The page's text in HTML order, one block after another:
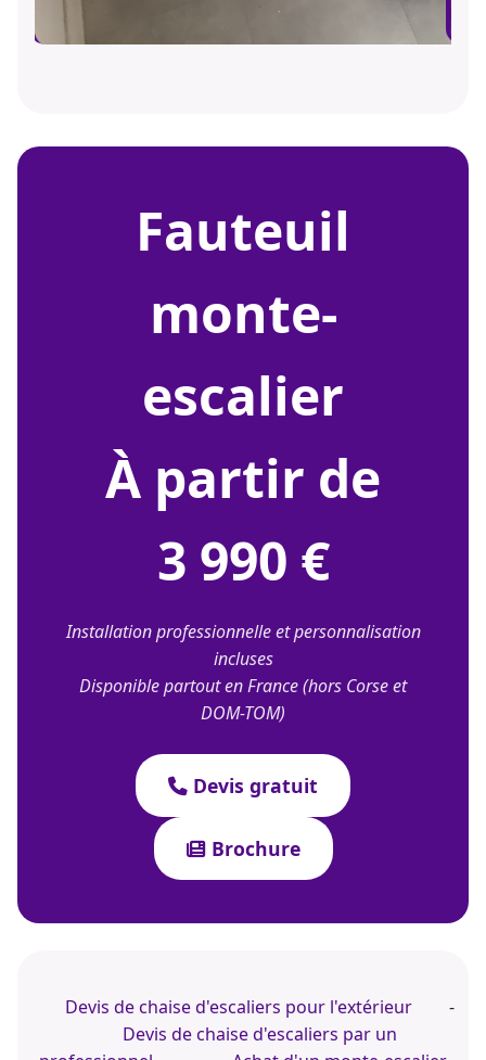
fauteuil
monte-
escalier
À partir de
3 990 €
Installation professionnelle et personnalisation
incluses
Disponible partout en France (hors Corse et
DOM-TOM)
Devis gratuit
Brochure
Devis de chaise d'escaliers pour l'extérieur
-
Devis de chaise d'escaliers par un